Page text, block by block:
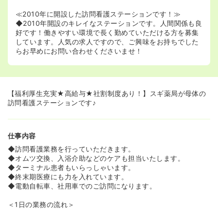
≪2010年に開設した訪問看護ステーションです！≫
◆2010年開設のキレイなステーションです。人間関係も良
好です！働きやすい環境で長く勤めていただける方を募集
しています。人気の求人ですので、ご興味をお持ちでした
らお早めにお問い合わせくださいませ！
【福利厚生充実★高給与★社割制度あり！】スギ薬局が母体の
訪問看護ステーションです♪
仕事内容
◆訪問看護業務を行っていただきます。
◆オムツ交換、入浴介助などのケアも担当いたします。
◆ターミナル患者もいらっしゃいます。
◆終末期医療にも力を入れています。
◆電動自転車、社用車でのご訪問になります。
＜1日の業務の流れ＞